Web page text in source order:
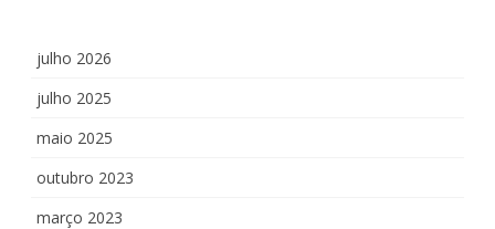
julho 2026
julho 2025
maio 2025
outubro 2023
março 2023